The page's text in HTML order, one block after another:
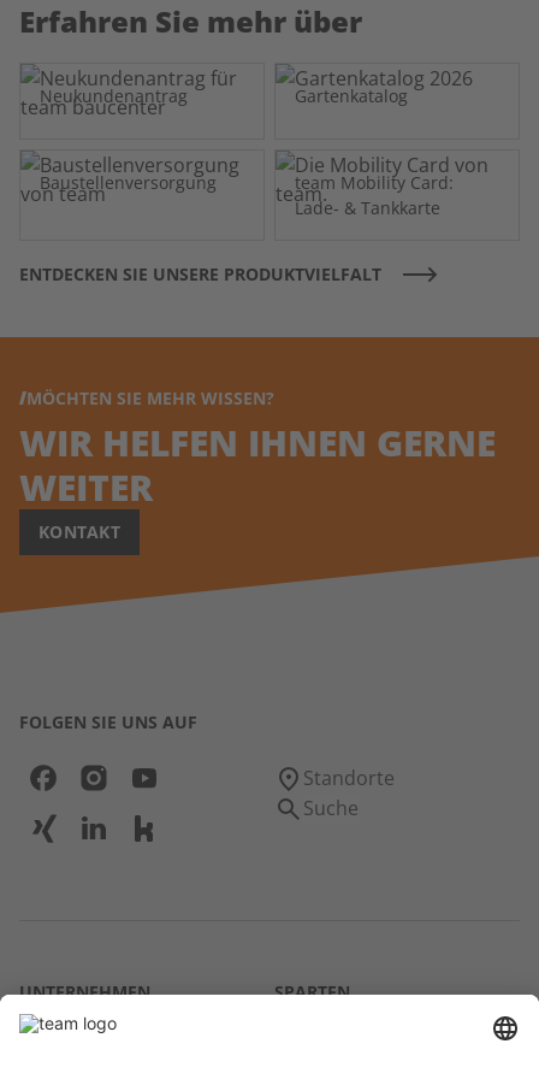
Erfahren Sie mehr über
Neukundenantrag Gartenkatalog
Baustellenversorgung
team Mobility Card:
Lade- & Tankkarte
ENTDECKEN SIE UNSERE PRODUKTVIELFALT
MÖCHTEN SIE MEHR WISSEN?
WIR HELFEN IHNEN GERNE
WEITER
KONTAKT
FOLGEN SIE UNS AUF
Standorte
Suche
UNTERNEHMEN
Über uns
SPARTEN